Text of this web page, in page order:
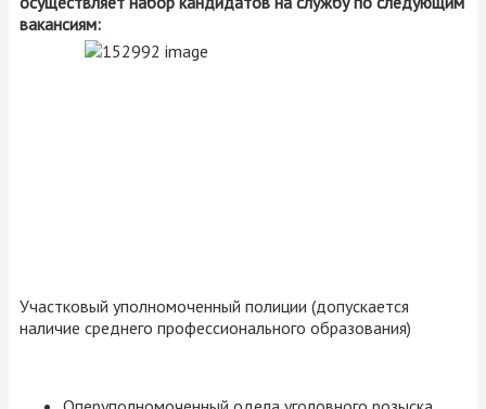
вакансиям:
Участковый уполномоченный полиции (допускается
наличие среднего профессионального образования)